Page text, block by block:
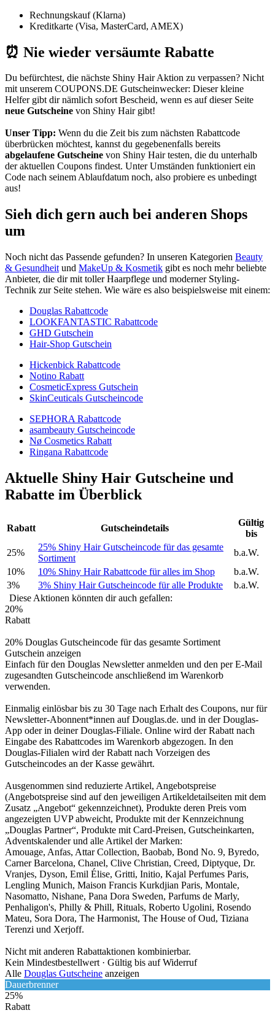
Rechnungskauf (Klarna)
Kreditkarte (Visa, MasterCard, AMEX)
⏰ Nie wieder versäumte Rabatte
Du befürchtest, die nächste Shiny Hair Aktion zu verpassen? Nicht
mit unserem COUPONS.DE Gutscheinwecker: Dieser kleine
Helfer gibt dir nämlich sofort Bescheid, wenn es auf dieser Seite
neue Gutscheine von Shiny Hair gibt!
Unser Tipp: Wenn du die Zeit bis zum nächsten Rabattcode
überbrücken möchtest, kannst du gegebenenfalls bereits
abgelaufene Gutscheine von Shiny Hair testen, die du unterhalb
der aktuellen Coupons findest. Unter Umständen funktioniert ein
Code nach seinem Ablaufdatum noch, also probiere es unbedingt
aus!
Sieh dich gern auch bei anderen Shops
um
Noch nicht das Passende gefunden? In unseren Kategorien Beauty
& Gesundheit und MakeUp & Kosmetik gibt es noch mehr beliebte
Anbieter, die dir mit toller Haarpflege und moderner Styling-
Technik zur Seite stehen. Wie wäre es also beispielsweise mit einem:
Douglas Rabattcode
LOOKFANTASTIC Rabattcode
GHD Gutschein
Hair-Shop Gutschein
Hickenbick Rabattcode
Notino Rabatt
CosmeticExpress Gutschein
SkinCeuticals Gutscheincode
SEPHORA Rabattcode
asambeauty Gutscheincode
Nø Cosmetics Rabatt
Ringana Rabattcode
Aktuelle Shiny Hair Gutscheine und
Rabatte im Überblick
Rabatt Gutscheindetails
Gültig
bis
25%
25% Shiny Hair Gutscheincode für das gesamte
Sortiment
b.a.W.
10%
10% Shiny Hair Rabattcode für alles im Shop
b.a.W.
3%
3% Shiny Hair Gutscheincode für alle Produkte
b.a.W.
Diese Aktionen könnten dir auch gefallen:
20%
Rabatt
20% Douglas Gutscheincode für das gesamte Sortiment
Gutschein anzeigen
Einfach für den Douglas Newsletter anmelden und den per E-Mail
zugesandten Gutscheincode anschließend im Warenkorb
verwenden.
Einmalig einlösbar bis zu 30 Tage nach Erhalt des Coupons, nur für
Newsletter-Abonnent*innen auf Douglas.de. und in der Douglas-
App oder in deiner Douglas-Filiale. Online wird der Rabatt nach
Eingabe des Rabattcodes im Warenkorb abgezogen. In den
Douglas-Filialen wird der Rabatt nach Vorzeigen des
Gutscheincodes an der Kasse gewährt.
Ausgenommen sind reduzierte Artikel, Angebotspreise
(Angebotspreise sind auf den jeweiligen Artikeldetailseiten mit dem
Zusatz „Angebot“ gekennzeichnet), Produkte deren Preis vom
angezeigten UVP abweicht, Produkte mit der Kennzeichnung
„Douglas Partner“, Produkte mit Card-Preisen, Gutscheinkarten,
Adventskalender und alle Artikel der Marken:
Amouage, Anfas, Attar Collection, Baobab, Bond No. 9, Byredo,
Carner Barcelona, Chanel, Clive Christian, Creed, Diptyque, Dr.
Vranjes, Dyson, Emil Élise, Gritti, Initio, Kajal Perfumes Paris,
Lengling Munich, Maison Francis Kurkdjian Paris, Montale,
Nasomatto, Nishane, Pana Dora Sweden, Parfums de Marly,
Penhaligon's, Philly & Phill, Rituals, Roberto Ugolini, Rosendo
Mateu, Sora Dora, The Harmonist, The House of Oud, Tiziana
Terenzi und Xerjoff.
Nicht mit anderen Rabattaktionen kombinierbar.
Kein Mindestbestellwert · Gültig bis auf Widerruf
Alle Douglas Gutscheine anzeigen
Dauerbrenner
25%
Rabatt